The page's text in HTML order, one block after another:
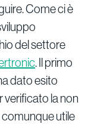
Come ci è
del settore
. Il primo
dato esito
la non
utile